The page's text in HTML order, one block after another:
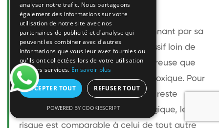
l'homme ?
Le frelon européen est impressionnant par sa
taille mais relativement peu agressif loin de
son nid. Sa piqûre est plus douloureuse que
celle d'une guêpe sans être plus toxique. Pour
une personne non allergique, elle reste
bénigne. Pour une personne allergique, le
risque est comparable à celui de tout autre
analyser notre trafic. Nous partageons
également des informations sur votre
utilisation de notre site avec nos
partenaires de publicité et d'analyse qui
peuvent les combiner avec d'autres
informations que vous leur avez fournies ou
qu'ils ont collectées lors de votre utilisation
de leurs services. En savoir plus
ACCEPTER TOUT REFUSER TOUT
POWERED BY COOKIESCRIPT